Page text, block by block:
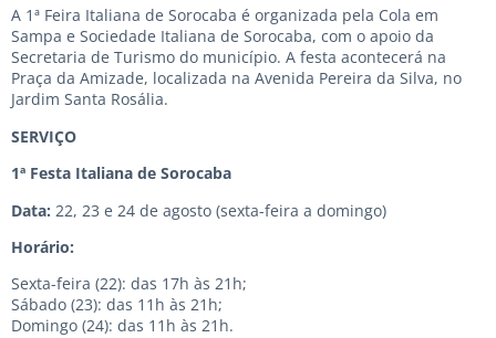
A 1ª Feira Italiana de Sorocaba é organizada pela Cola em
Sampa e Sociedade Italiana de Sorocaba, com o apoio da
Secretaria de Turismo do município. A festa acontecerá na
Praça da Amizade, localizada na Avenida Pereira da Silva, no
Jardim Santa Rosália.
SERVIÇO
1ª Festa Italiana de Sorocaba
Data: 22, 23 e 24 de agosto (sexta-feira a domingo)
Horário:
Sexta-feira (22): das 17h às 21h;
Sábado (23): das 11h às 21h;
Domingo (24): das 11h às 21h.